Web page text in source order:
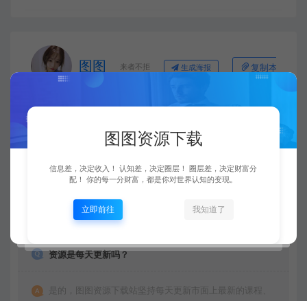
图图 来者不拒 生成海报 复制本文链接
下一篇：
常见问题
资源是每天更新吗？
是的，图图资源下载站坚持每天更新市面上最新的课程、
图图资源下载
信息差，决定收入！ 认知差，决定圈层！ 圈层差，决定财富分
配！ 你的每一分财富，都是你对世界认知的变现。
立即前往 我知道了